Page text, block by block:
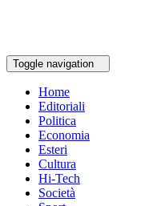
Toggle navigation
Home
Editoriali
Politica
Economia
Esteri
Cultura
Hi-Tech
Società